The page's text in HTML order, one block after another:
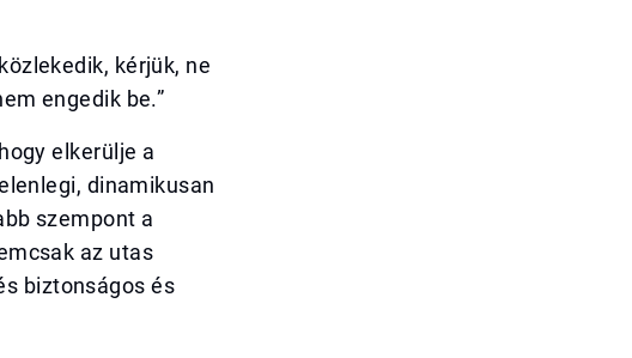
kérjük, ne
engedik be.”
elkerülje a
dinamikusan
szempont a
az utas
biztonságos és